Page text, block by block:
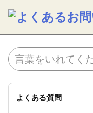
よくある質問